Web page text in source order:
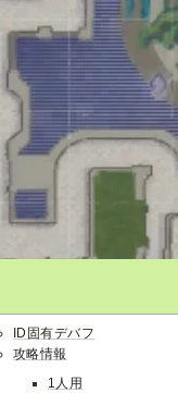
ID固有デバフ
攻略情報
1人用